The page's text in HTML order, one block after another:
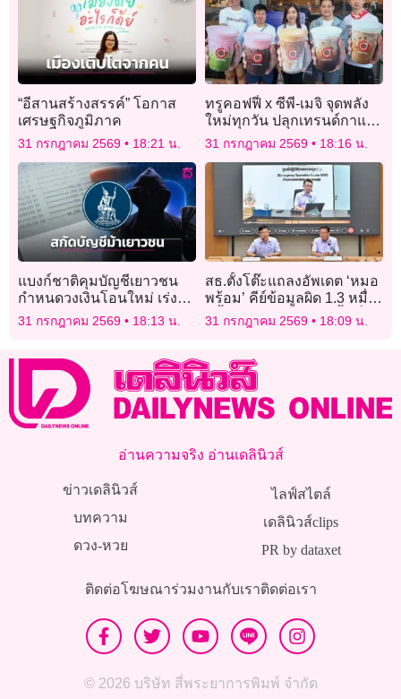
“อีสานสร้างสรรค์” โอกาส
เศรษฐกิจภูมิภาค
31 กรกฎาคม 2569 18:21 น.
ทรูคอฟฟี่ x ซีพี-เมจิ จุดพลัง
ใหม่ทุกวัน ปลุกเทรนด์กาแฟ
โปรตีนสูง “The Power Up
Series”
31 กรกฎาคม 2569 18:16 น.
แบงก์ชาติคุมบัญชีเยาวชน
กำหนดวงเงินโอนใหม่ เร่ง
สกัดบัญชีม้า
31 กรกฎาคม 2569 18:13 น.
สธ.ตั้งโต๊ะแถลงอัพเดต ‘หมอ
พร้อม’ คีย์ข้อมูลผิด 1.3 หมื่น
ครั้ง มอบ สสจ.เคลียร์พื้นที่-
แยกกลุ่ม สรุปใน 2 สัปดาห์
31 กรกฎาคม 2569 18:09 น.
อ่านความจริง อ่านเดลินิวส์
ข่าวเดลินิวส์
บทความ
ดวง-หวย
ไลฟ์สไตล์
เดลินิวส์clips
PR by dataxet
ติดต่อโฆษณาร่วมงานกับเราติดต่อเรา
© 2026 บริษัท สี่พระยาการพิมพ์ จำกัด